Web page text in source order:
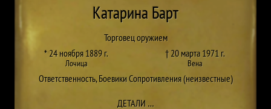
Катарина Барт
Торговец оружием
* 24 ноября 1889 г.
Лочица
† 20 марта 1971 г.
Вена
Ответственность,Боевики Сопротивления (неизвестные)
ДЕТАЛИ…ДО KATHARINA BARTH